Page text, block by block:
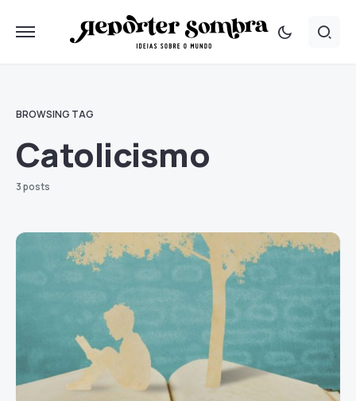
BROWSING TAG
Catolicismo
3 posts